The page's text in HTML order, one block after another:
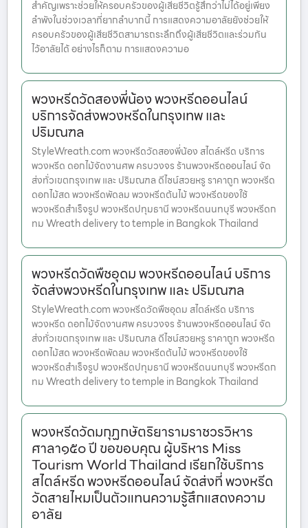
สำคัญเพราะช่วยให้ครอบครัวของผู้เสียชีวิตรู้สึกว่าไม่ได้อยู่เพียง
ลำพังในช่วงเวลาที่ยากลำบากนี้ การแสดงความอาลัยยังช่วยให้
ครอบครัวของผู้เสียชีวิตสามารถระลึกถึงผู้เสียชีวิตและร่วมกัน
ไว้อาลัยได้ อย่างไรก็ตาม การแสดงความอ
พวงหรีดวัดสองพี่น้อง พวงหรีดออนไลน์
บริการจัดส่งพวงหรีดในกรุงเทพ และ
ปริมณฑล
StyleWreath.com พวงหรีดวัดสองพี่น้อง สไตล์หรีด บริการ
พวงหรีด ดอกไม้จัดงานศพ ครบวงจร ร้านพวงหรีดออนไลน์ จัด
ส่งทั่วเขตกรุงเทพ และ ปริมณฑล ดีไซน์สวยหรู ราคาถูก พวงหรีด
ดอกไม้สด พวงหรีดพัดลม พวงหรีดต้นไม้ พวงหรีดของใช้
พวงหรีดสำเร็จรูป พวงหรีดปทุมธานี พวงหรีดนนทบุรี พวงหรีดก
ทม Wreath delivery to temple in Bangkok Thailand
พวงหรีดวัดพืชอุดม พวงหรีดออนไลน์ บริการ
จัดส่งพวงหรีดในกรุงเทพ และ ปริมณฑล
StyleWreath.com พวงหรีดวัดพืชอุดม สไตล์หรีด บริการ
พวงหรีด ดอกไม้จัดงานศพ ครบวงจร ร้านพวงหรีดออนไลน์ จัด
ส่งทั่วเขตกรุงเทพ และ ปริมณฑล ดีไซน์สวยหรู ราคาถูก พวงหรีด
ดอกไม้สด พวงหรีดพัดลม พวงหรีดต้นไม้ พวงหรีดของใช้
พวงหรีดสำเร็จรูป พวงหรีดปทุมธานี พวงหรีดนนทบุรี พวงหรีดก
ทม Wreath delivery to temple in Bangkok Thailand
พวงหรีดวัดมกุฏกษัตริยารามราชวรวิหาร
ศาลา๑๕๐ ปี ขอขอบคุณ ผู้บริหาร Miss
Tourism World Thailand เรียกใช้บริการ
สไตล์หรีด พวงหรีดออนไลน์ จัดส่งที่ พวงหรีด
วัดสายไหมเป็นตัวแทนความรู้สึกแสดงความ
อาลัย